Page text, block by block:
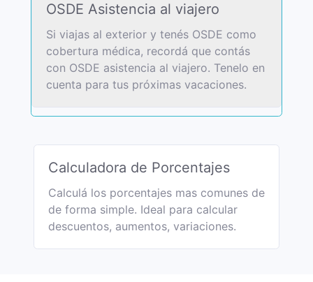
OSDE Asistencia al viajero
Si viajas al exterior y tenés OSDE como
cobertura médica, recordá que contás
con OSDE asistencia al viajero. Tenelo en
cuenta para tus próximas vacaciones.
Calculadora de Porcentajes
Calculá los porcentajes mas comunes de
de forma simple. Ideal para calcular
descuentos, aumentos, variaciones.